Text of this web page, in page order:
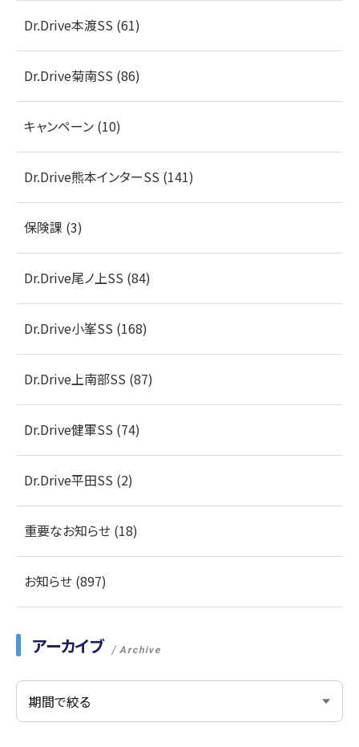
Dr.Drive本渡SS (61)
Dr.Drive菊南SS (86)
キャンペーン (10)
Dr.Drive熊本インターSS (141)
保険課 (3)
Dr.Drive尾ノ上SS (84)
Dr.Drive小峯SS (168)
Dr.Drive上南部SS (87)
Dr.Drive健軍SS (74)
Dr.Drive平田SS (2)
重要なお知らせ (18)
お知らせ (897)
アーカイブ Archive